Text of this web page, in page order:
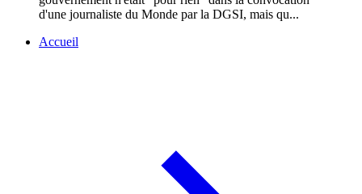
d'une journaliste du Monde par la DGSI, mais qu...
Accueil